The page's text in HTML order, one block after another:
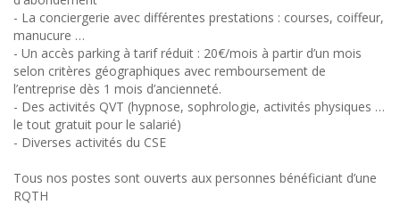
- La conciergerie avec différentes prestations : courses, coiffeur,
manucure …
- Un accès parking à tarif réduit : 20€/mois à partir d’un mois
selon critères géographiques avec remboursement de
l’entreprise dès 1 mois d’ancienneté.
- Des activités QVT (hypnose, sophrologie, activités physiques …
le tout gratuit pour le salarié)
- Diverses activités du CSE
Tous nos postes sont ouverts aux personnes bénéficiant d’une
RQTH